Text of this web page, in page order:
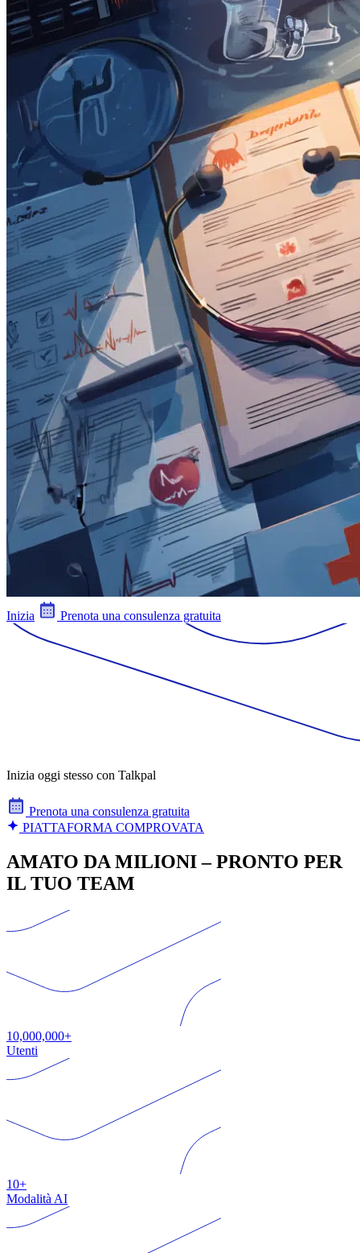
Inizia Prenota una consulenza gratuita
Inizia oggi stesso con Talkpal
Prenota una consulenza gratuita
PIATTAFORMA COMPROVATA
AMATO DA MILIONI – PRONTO PER
IL TUO TEAM
10,000,000+
Utenti
10+
Modalità AI